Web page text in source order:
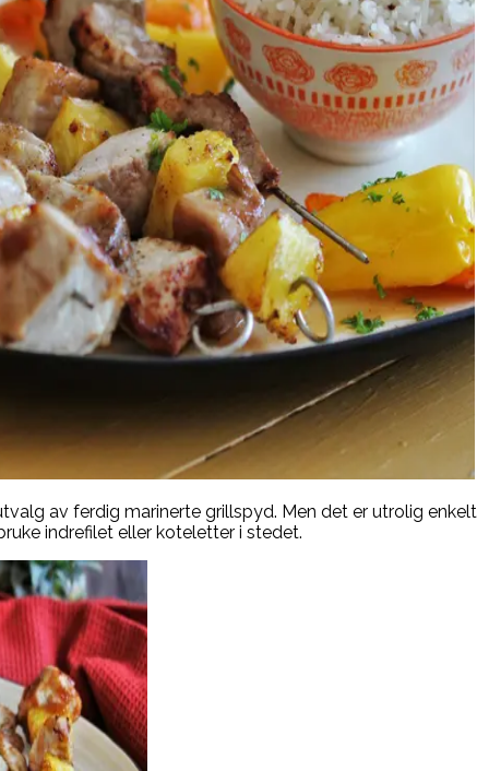
av ferdig marinerte grillspyd. Men det er utrolig
indrefilet eller koteletter i stedet.